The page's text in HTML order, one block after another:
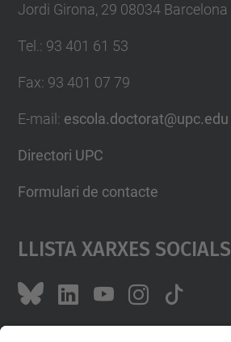
Jordi Girona, 29 08034 Barcelona
Tel.: 93 401 61 53
Fax: 93 401 07 79
E-mail : escola.doctorat@upc.edu
Directori UPC
Formulari de contacte
Llista Xarxes Socials